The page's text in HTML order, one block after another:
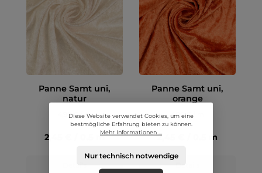
Panne Samt uni,
natur
4,90 € / m
2,45 € / 0.5 m
Panne Samt uni,
orange
4,90 € / m
2,45 € / 0.5 m
Diese Website verwendet Cookies, um eine
bestmögliche Erfahrung bieten zu können.
Mehr Informationen ...
Nur technisch notwendige